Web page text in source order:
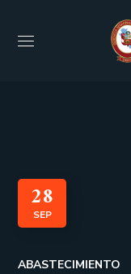
28
SEP
ABASTECIMIENTO